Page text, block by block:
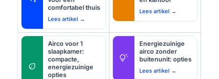
comfortabel thuis
Lees artikel →
Lees artikel →
eco
Airco voor 1
slaapkamer:
compacte,
energiezuinige
opties
tips_and_updates
Energiezuinige
airco zonder
buitenunit: opties
Lees artikel →